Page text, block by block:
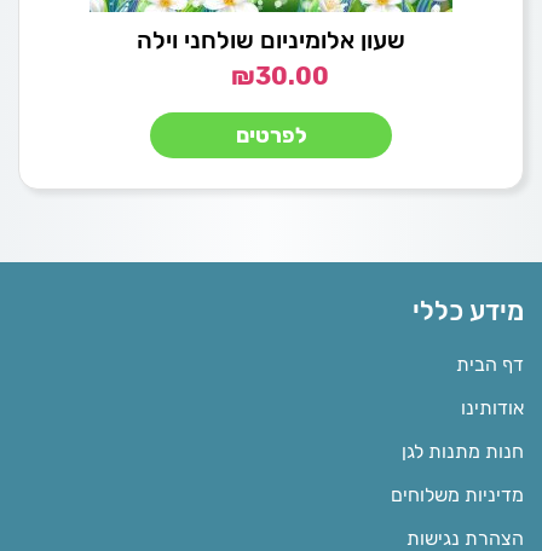
שעון אלומיניום שולחני וילה
₪30.00
לפרטים
מידע כללי
דף הבית
אודותינו
חנות מתנות לגן
מדיניות משלוחים
הצהרת נגישות